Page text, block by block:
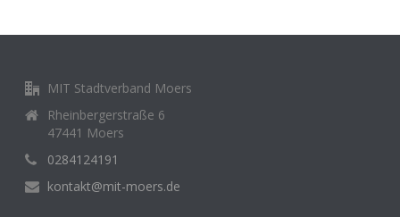
MIT Stadtverband Moers
Rheinbergerstraße 6
47441 Moers
0284124191
kontakt@mit-moers.de